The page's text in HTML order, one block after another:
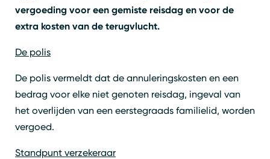
vergoeding voor een gemiste reisdag en voor de
extra kosten van de terugvlucht.
De polis
De polis vermeldt dat de annuleringskosten en een
bedrag voor elke niet genoten reisdag, ingeval van
het overlijden van een eerstegraads familielid, worden
vergoed.
Standpunt verzekeraar